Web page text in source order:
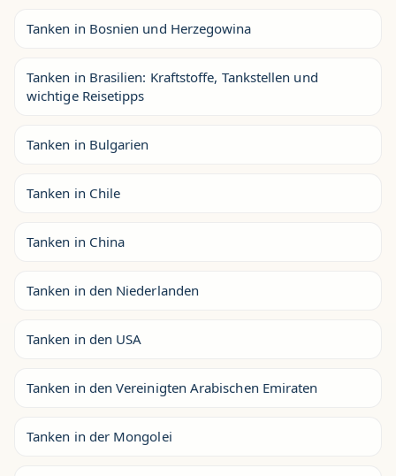
Tanken in Bosnien und Herzegowina
Tanken in Brasilien: Kraftstoffe, Tankstellen und
wichtige Reisetipps
Tanken in Bulgarien
Tanken in Chile
Tanken in China
Tanken in den Niederlanden
Tanken in den USA
Tanken in den Vereinigten Arabischen Emiraten
Tanken in der Mongolei